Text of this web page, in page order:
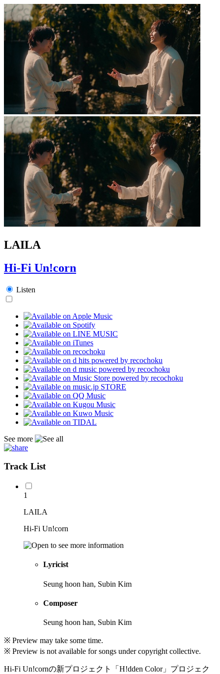
LAILA
Hi-Fi Un!corn
Listen
See more
Track List
1
LAILA
Hi-Fi Un!corn
Lyricist
Seung hoon han, Subin Kim
Composer
Seung hoon han, Subin Kim
※ Preview may take some time.
※ Preview is not available for songs under copyright collective.
Hi-Fi Un!cornの新プロジェクト「H!dden Color」プロジェク